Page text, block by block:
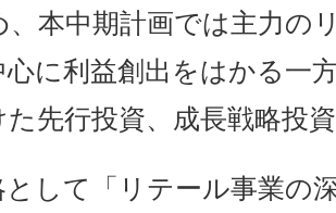
、本中期計画では主力の
に利益創出をはかる一
先行投資、成長戦略投
として「リテール事業の